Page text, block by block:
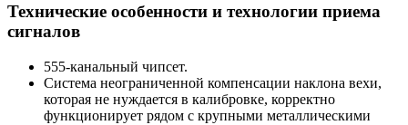
Технические особенности и технологии приема
сигналов
555-канальный чипсет.
Система неограниченной компенсации наклона вехи,
которая не нуждается в калибровке, корректно
функционирует рядом с крупными металлическими